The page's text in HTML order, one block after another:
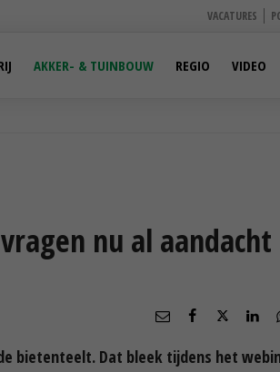
VACATURES
AKKER- & TUINBOUW REGIO VIDEO
nu al aandacht
bietenteelt. Dat bleek tijdens het